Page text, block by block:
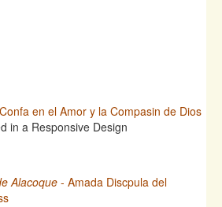
en el Amor y la Compasin de Dios
Alacoque - Amada Discpula del